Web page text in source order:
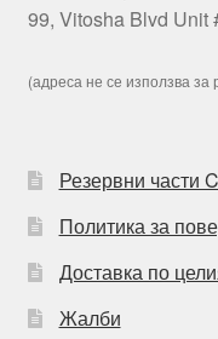
99, Vitosha Blvd Unit
(адреса не се използва за
Резервни части
Политика за
Доставка по
Жалби